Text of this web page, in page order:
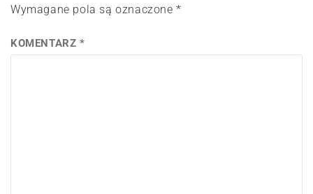
Wymagane pola są oznaczone*
KOMENTARZ *